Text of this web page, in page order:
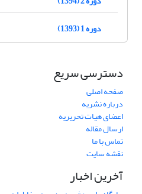
دوره 1 (1393)
دسترسی سریع
صفحه اصلی
درباره نشریه
اعضای هیات تحریریه
ارسال مقاله
تماس با ما
نقشه سایت
آخرین اخبار